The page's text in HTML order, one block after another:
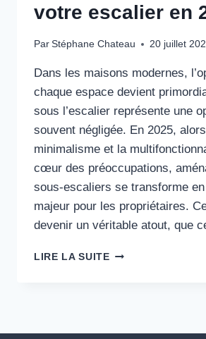
votre escalier en
Par Stéphane Chateau 20 juillet
Dans les maisons modernes,
chaque espace devient
sous l’escalier représente une
souvent négligée. En 2025,
minimalisme et la
cœur des préoccupations,
sous-escaliers se transforme
majeur pour les propriétaires.
devenir un véritable atout, que
LIRE LA SUITE7